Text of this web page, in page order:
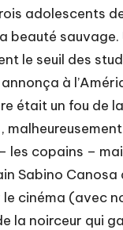
adolescents
le seuil des
à
était un fou de
les copains –
Sabino
cinéma (avec
noirceur qui